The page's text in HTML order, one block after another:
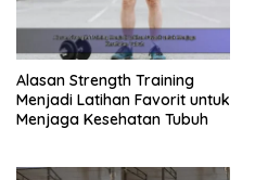
Alasan Strength Training
Menjadi Latihan Favorit untuk
Menjaga Kesehatan Tubuh